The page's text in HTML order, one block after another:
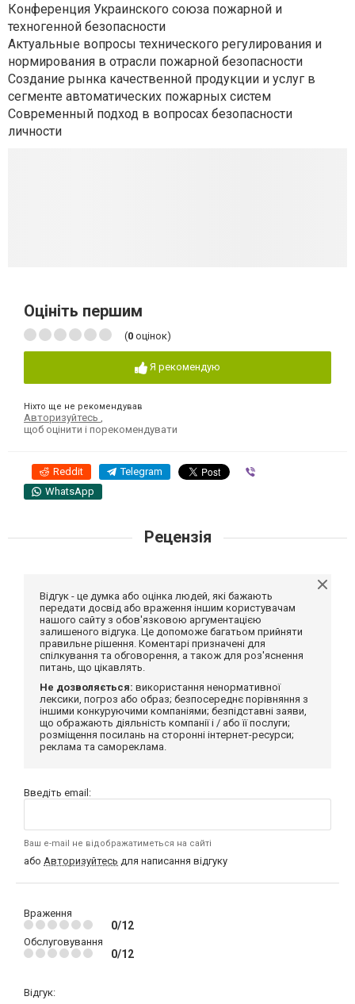
Конференция Украинского союза пожарной и
техногенной безопасности
Актуальные вопросы технического регулирования и
нормирования в отрасли пожарной безопасности
Создание рынка качественной продукции и услуг в
сегменте автоматических пожарных систем
Современный подход в вопросах безопасности
личности
Оцініть першим
(0 оцінок)
Я рекомендую
Ніхто ще не рекомендував
Авторизуйтесь
щоб оцінити і порекомендувати
Reddit Telegram
WhatsApp
Рецензія
Відгук - це думка або оцінка людей, які бажають
передати досвід або враження іншим користувачам
нашого сайту з обов'язковою аргументацією
залишеного відгука. Це допоможе багатьом прийняти
правильне рішення. Коментарі призначені для
спілкування та обговорення, а також для роз'яснення
питань, що цікавлять.
Не дозволяється: використання ненормативної
лексики, погроз або образ; безпосереднє порівняння з
іншими конкуруючими компаніями; безпідставні заяви,
що ображають діяльність компанії і / або її послуги;
розміщення посилань на сторонні інтернет-ресурси;
реклама та самореклама.
Введіть email:
Ваш e-mail не відображатиметься на сайті
або Авторизуйтесь для написання відгуку
Враження
0/12
Обслуговування
0/12
Відгук: